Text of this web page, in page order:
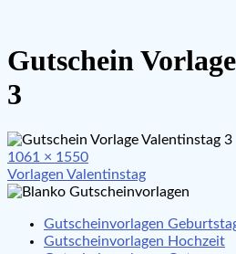
Gutschein
3
Full
size
1061 × 1550
Beitragsnavigation
Vorlagen Valentinstag
Gutscheinvorlagen
Gutscheinvorlagen Hochzeit